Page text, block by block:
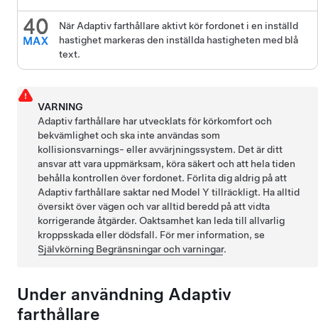
När Adaptiv farthållare aktivt kör fordonet i en inställd
hastighet markeras den inställda hastigheten med blå
text.
VARNING
Adaptiv farthållare har utvecklats för körkomfort och
bekvämlighet och ska inte användas som
kollisionsvarnings- eller avvärjningssystem. Det är ditt
ansvar att vara uppmärksam, köra säkert och att hela tiden
behålla kontrollen över fordonet. Förlita dig aldrig på att
Adaptiv farthållare saktar ned Model Y tillräckligt. Ha alltid
översikt över vägen och var alltid beredd på att vidta
korrigerande åtgärder. Oaktsamhet kan leda till allvarlig
kroppsskada eller dödsfall. För mer information, se
Självkörning Begränsningar och varningar.
Under användning Adaptiv
farthållare